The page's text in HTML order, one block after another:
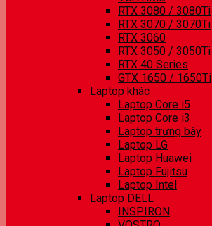
RTX 3080 / 3080Ti
RTX 3070 / 3070Ti
RTX 3060
RTX 3050 / 3050Ti
RTX 40 Series
GTX 1650 / 1650Ti
Laptop khác
Laptop Core i5
Laptop Core i3
Laptop trưng bày
Laptop LG
Laptop Huawei
Laptop Fujitsu
Laptop Intel
Laptop DELL
INSPIRON